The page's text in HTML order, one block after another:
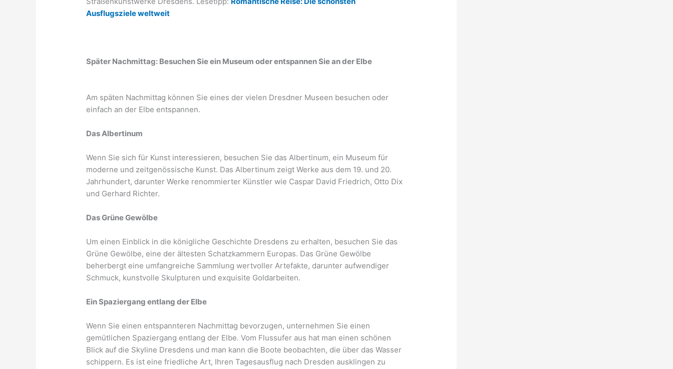
Ausflugsziele weltweit
Später Nachmittag: Besuchen Sie ein Museum oder entspannen Sie an der Elbe
Am späten Nachmittag können Sie eines der vielen Dresdner Museen besuchen oder
einfach an der Elbe entspannen.
Das Albertinum
Wenn Sie sich für Kunst interessieren, besuchen Sie das Albertinum, ein Museum für
moderne und zeitgenössische Kunst. Das Albertinum zeigt Werke aus dem 19. und 20.
Jahrhundert, darunter Werke renommierter Künstler wie Caspar David Friedrich, Otto Dix
und Gerhard Richter.
Das Grüne Gewölbe
Um einen Einblick in die königliche Geschichte Dresdens zu erhalten, besuchen Sie das
Grüne Gewölbe, eine der ältesten Schatzkammern Europas. Das Grüne Gewölbe
beherbergt eine umfangreiche Sammlung wertvoller Artefakte, darunter aufwendiger
Schmuck, kunstvolle Skulpturen und exquisite Goldarbeiten.
Ein Spaziergang entlang der Elbe
Wenn Sie einen entspannteren Nachmittag bevorzugen, unternehmen Sie einen
gemütlichen Spaziergang entlang der Elbe. Vom Flussufer aus hat man einen schönen
Blick auf die Skyline Dresdens und man kann die Boote beobachten, die über das Wasser
schippern. Es ist eine friedliche Art, Ihren Tagesausflug nach Dresden ausklingen zu